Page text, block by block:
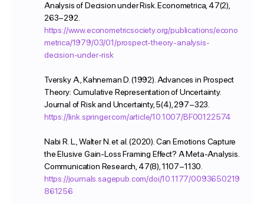
Analysis of Decision under Risk. Econometrica, 47(2),
263–292.
https://www.econometricsociety.org/publications/econo
metrica/1979/03/01/prospect-theory-analysis-
decision-under-risk
Tversky A., Kahneman D. (1992). Advances in Prospect
Theory: Cumulative Representation of Uncertainty.
Journal of Risk and Uncertainty, 5(4), 297–323.
https://link.springer.com/article/10.1007/BF00122574
Nabi R. L., Walter N. et al. (2020). Can Emotions Capture
the Elusive Gain-Loss Framing Effect? A Meta-Analysis.
Communication Research, 47(8), 1107–1130.
https://journals.sagepub.com/doi/10.1177/0093650219
861256